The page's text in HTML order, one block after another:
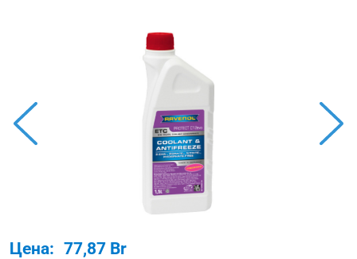
Цена: 77,87 Br